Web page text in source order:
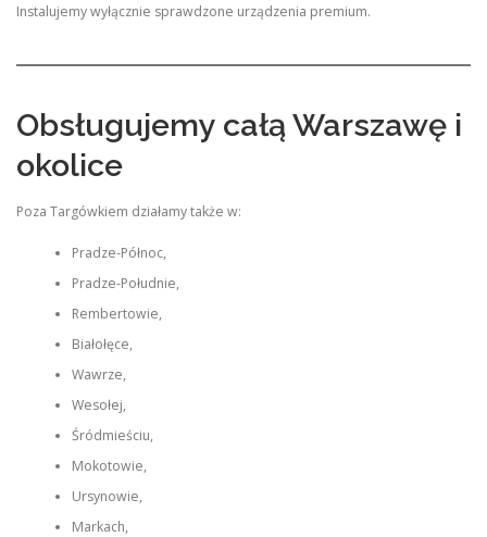
Instalujemy wyłącznie sprawdzone urządzenia premium.
Obsługujemy całą Warszawę i
okolice
Poza Targówkiem działamy także w:
Pradze-Północ,
Pradze-Południe,
Rembertowie,
Białołęce,
Wawrze,
Wesołej,
Śródmieściu,
Mokotowie,
Ursynowie,
Markach,